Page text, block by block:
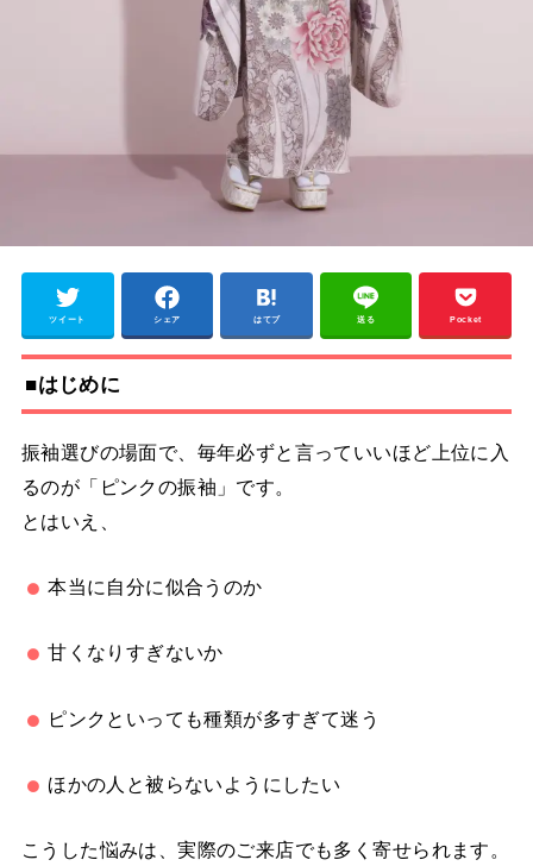
ツイート シェア はてブ 送る Pocket
■はじめに
振袖選びの場面で、毎年必ずと言っていいほど上位に入
るのが「ピンクの振袖」です。
とはいえ、
本当に自分に似合うのか
甘くなりすぎないか
ピンクといっても種類が多すぎて迷う
ほかの人と被らないようにしたい
こうした悩みは、実際のご来店でも多く寄せられます。